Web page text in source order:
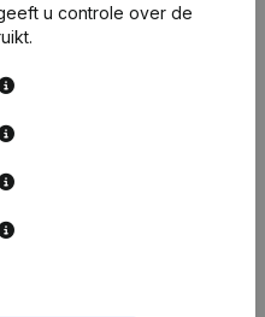
Benoemingen -
(Vertaling, Coördinatie,
Wijzigingen, …)
Benoemingen -
vergadering
u controle over de